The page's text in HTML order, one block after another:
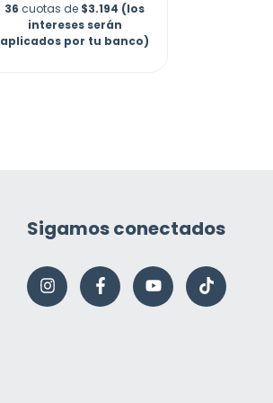
36 cuotas de $3.194 (los
intereses serán
aplicados por tu banco)
Sigamos conectados